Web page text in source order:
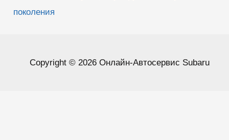
поколения
Copyright © 2026 Онлайн-Автосервис Subaru